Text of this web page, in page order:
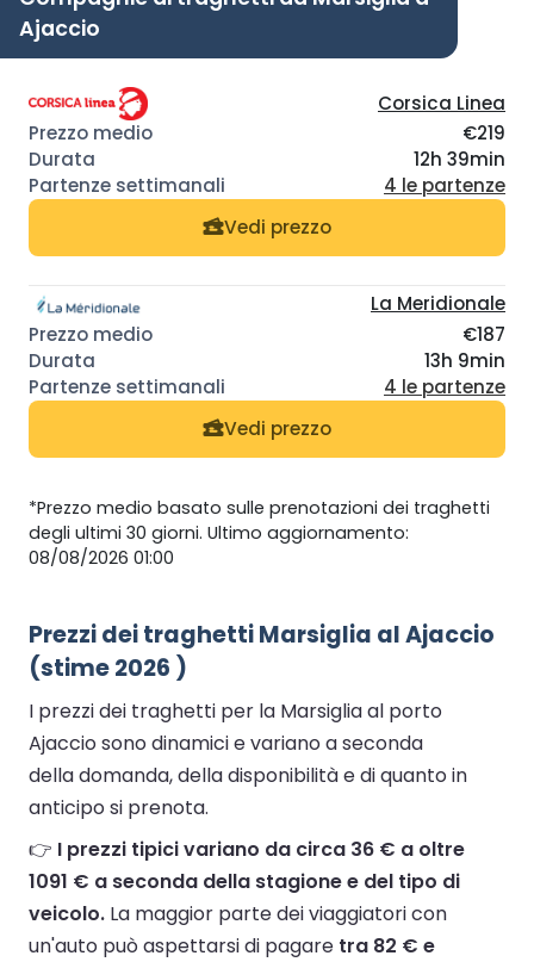
Ajaccio
Corsica Linea
€219
12h 39min
4 le partenze
Vedi prezzo
La Meridionale
€187
13h 9min
4 le partenze
Vedi prezzo
*Prezzo medio basato sulle prenotazioni dei traghetti
degli ultimi 30 giorni. Ultimo aggiornamento:
08/08/2026 01:00
Prezzi dei traghetti Marsiglia al Ajaccio
(stime 2026 )
I prezzi dei traghetti per la Marsiglia al porto
Ajaccio sono dinamici e variano a seconda
della domanda, della disponibilità e di quanto in
anticipo si prenota.
👉 I prezzi tipici variano da circa 36 € a oltre
1091 € a seconda della stagione e del tipo di
veicolo. La maggior parte dei viaggiatori con
un'auto può aspettarsi di pagare tra 82 € e